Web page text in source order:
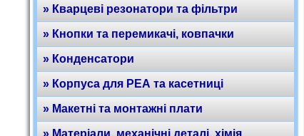
» Кварцеві резонатори та фільтри
» Кнопки та перемикачі, ковпачки
» Конденсатори
» Корпуса для РЕА та касетниці
» Макетні та монтажні плати
» Матеріали, механічні деталі, хімія